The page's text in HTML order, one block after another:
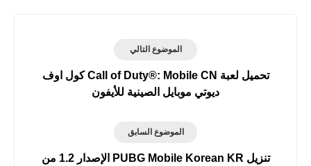
الموضوع التالي
تحميل لعبة Call of Duty®: Mobile CN كول اوف
ديوتي موبايل الصينية للأيفون
الموضوع السابق
تنزيل PUBG Mobile Korean KR الإصدار 1.2 من